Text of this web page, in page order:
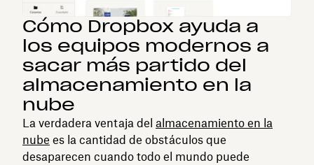
Cómo Dropbox ayuda a
los equipos modernos a
sacar más partido del
almacenamiento en la
nube
La verdadera ventaja del almacenamiento en la
nube es la cantidad de obstáculos que
desaparecen cuando todo el mundo puede